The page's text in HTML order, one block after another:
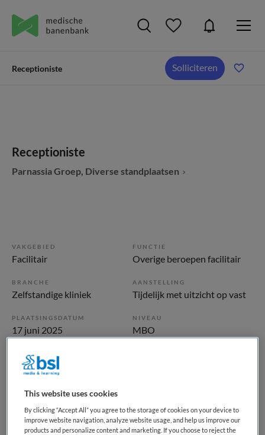
Receptioniste Solliciteren
Receptioniste
Parnassia Groep, Diverse standplaatsen
VAKGEBIED
Facilitair
FUNCTIE
Overige beroepen facilitair
BRANCHE
Zelfstandige kliniek
AANSTELLING
Tijdelijk met uitzicht op vast
PLAATSINGSDATUM
17 juni 2025
NIVEAU
MBO
ERVARING
Niet nader bepaald
Vacature niet beschikbaar
Deze vacature Receptioniste bij Parnassia Groep is niet
This website uses cookies
By clicking “Accept All” you agree to the storage of cookies on your device to
improve website navigation, analyze website usage, and help us improve our
products and personalize content and marketing. If you choose to reject the